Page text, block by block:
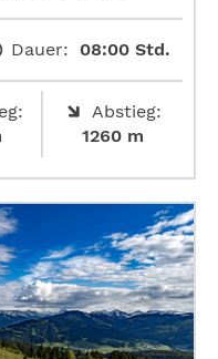
Dauer: 08:00 Std.
Abstieg:
1260 m